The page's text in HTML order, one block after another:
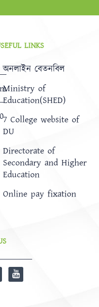
LINKS
অনলাইন বেতনবিল
Ministry of
Education(SHED)
7 College website of
DU
Directorate of
Secondary and Higher
Education
Online pay fixation